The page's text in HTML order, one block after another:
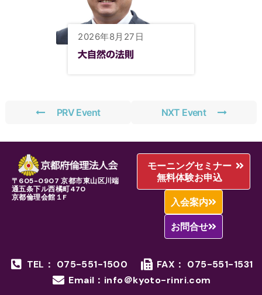
2026年8月27日
大自然の法則
PRV Event NXT Event
〒605-0907 京都市東山区川端
通五条下ル西橘町470
京都倫理会館１F
モーニングセミナー
無料体験お申込
入会案内
お問合せ
TEL： 075-551-1500
FAX： 075-551-1531
Email：info＠kyoto-rinri.com